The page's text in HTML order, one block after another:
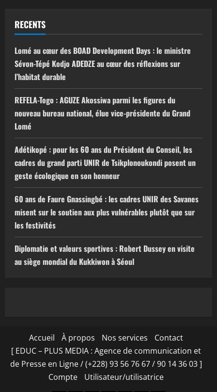
RECENTS
Lomé au cœur des BOAD Development Days : le ministre
Sévon-Tépé Kodjo ADEDZE au cœur des réflexions sur
l’habitat durable
REFELA-Togo : AGUZE Akossiwa parmi les figures du
nouveau bureau national, élue vice-présidente du Grand
Lomé
Adétikopé : pour les 60 ans du Président du Conseil, les
cadres du grand parti UNIR de Tsikplonoukondi posent un
geste écologique en son honneur
60 ans de Faure Gnassingbé : les cadres UNIR des Savanes
misent sur le soutien aux plus vulnérables plutôt que sur
les festivités
Diplomatie et valeurs sportives : Robert Dussey en visite
au siège mondial du Kukkiwon à Séoul
Accueil À propos Nos services
Contact
[ EDUC – PLUS MEDIA : Agence de communication et
de Presse en Ligne / (+228) 93 56 76 67 / 90 14 36 03 ]
Compte
Utilisateur/utilisatrice